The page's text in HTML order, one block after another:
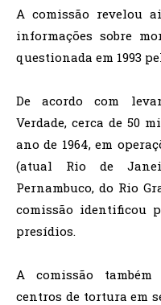
A comissão revelou
informações sobre
questionada em 1993
De acordo com
Verdade, cerca de 50
ano de 1964, em
(atual Rio de
Pernambuco, do Rio
comissão identificou
presídios.
A comissão
centros de tortura em